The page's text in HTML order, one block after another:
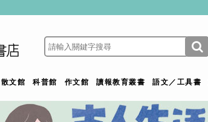
散文館 科普館 作文館 讀報教育叢書 語文／工具書